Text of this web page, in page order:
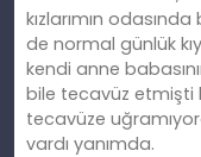
kızlarımın
de normal günlük
kendi anne
bile tecavüz etmişti
tecavüze
vardı yanımda.